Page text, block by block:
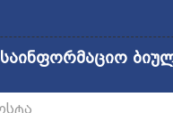
საინფორმაციო